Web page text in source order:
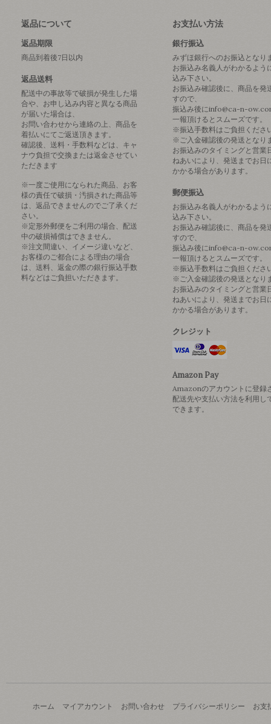
返品について
返品期限
商品到着後7日以内
返品送料
配送中の事故等で破損が発生した場
合や、お申し込み内容と異なる商品
が届いた場合は、
お問い合わせから連絡の上、商品を
着払いにてご返送頂きます。
確認後、送料・手数料などは、キャ
ナウ負担で交換または返金させてい
ただきます
※一度ご使用になられた商品、お客
様の責任で破損・汚損された商品等
は、返品できませんのでご了承くだ
さい。
※定形外郵便をご利用の場合、配送
中の破損補償はできません。
※注文間違い、イメージ違いなど、
お客様のご都合による理由の場合
は、送料、返金の際の銀行振込手数
料などはご負担いただきます。
お支払い方法
銀行振込
みずほ銀行へのお振込となり
お振込み名義人がわかるよう
込み下さい。
お振込み確認後に、商品を発
すので、
振込み後にinfo@ca-n-
一報頂けるとスムーズです。
※振込手数料はご負担くださ
※ご入金確認後の発送となり
お振込みのタイミングと営業
ねあいにより、発送までお日
かかる場合があります。
郵便振込
お振込み名義人がわかるよう
込み下さい。
お振込み確認後に、商品を発
すので、
振込み後にinfo@ca-n-
一報頂けるとスムーズです。
※振込手数料はご負担くださ
※ご入金確認後の発送となり
お振込みのタイミングと営業
ねあいにより、発送までお日
かかる場合があります。
クレジット
Amazon Pay
Amazonのアカウントに登録
配送先や支払い方法を利用し
できます。
ホーム マイアカウント お問い合わせ プライバシーポリシー お支